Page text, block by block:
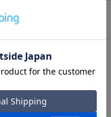
勤や社内のフロア移
ス